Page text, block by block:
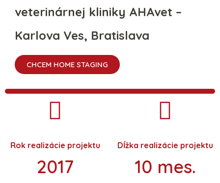
veterinárnej kliniky AHAvet –
Karlova Ves, Bratislava
CHCEM HOME STAGING
Rok realizácie projektu
2017
Dĺžka realizácie projektu
10 mes.